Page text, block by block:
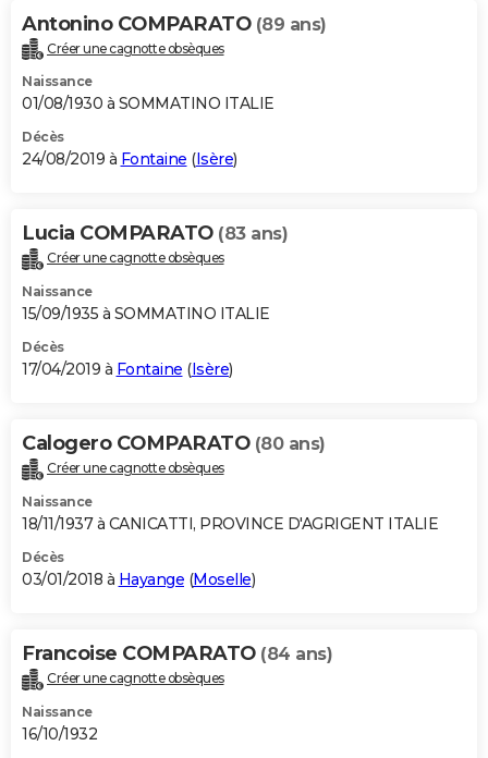
Antonino COMPARATO (89 ans)
Créer une cagnotte obsèques
Naissance
01/08/1930 à SOMMATINO ITALIE
Décès
24/08/2019 à Fontaine (Isère)
Lucia COMPARATO (83 ans)
Créer une cagnotte obsèques
Naissance
15/09/1935 à SOMMATINO ITALIE
Décès
17/04/2019 à Fontaine (Isère)
Calogero COMPARATO (80 ans)
Créer une cagnotte obsèques
Naissance
18/11/1937 à CANICATTI, PROVINCE D'AGRIGENT ITALIE
Décès
03/01/2018 à Hayange (Moselle)
Francoise COMPARATO (84 ans)
Créer une cagnotte obsèques
Naissance
16/10/1932